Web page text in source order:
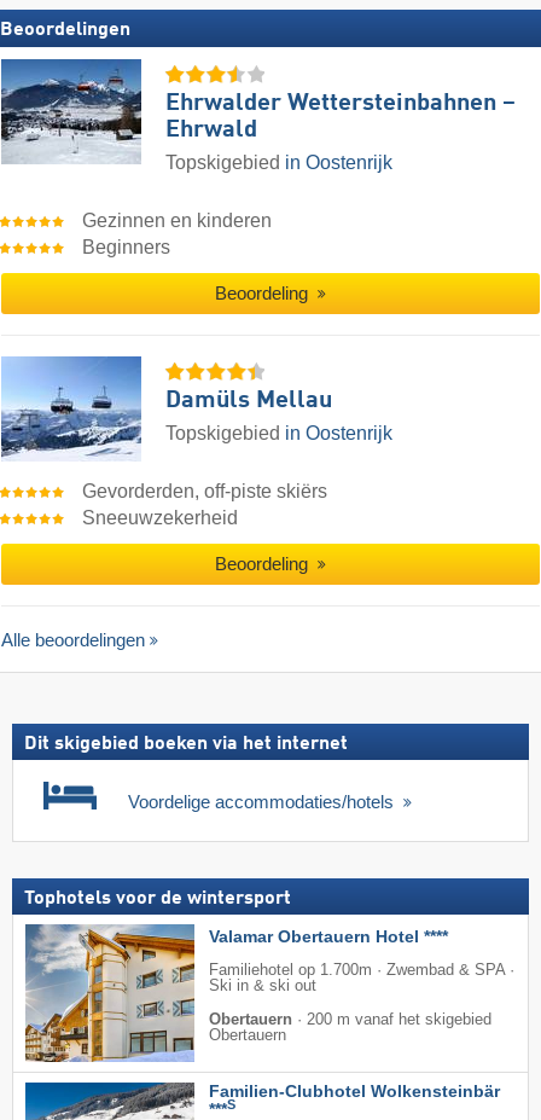
Beoordelingen
Ehrwalder Wettersteinbahnen –
Ehrwald
Topskigebied in Oostenrijk
Gezinnen en kinderen
Beginners
Beoordeling
Damüls Mellau
Topskigebied in Oostenrijk
Gevorderden, off-piste skiërs
Sneeuwzekerheid
Beoordeling
Alle beoordelingen
Dit skigebied boeken via het internet
Voordelige accommodaties/hotels
Tophotels voor de wintersport
Valamar Obertauern Hotel ****
Familiehotel op 1.700m · Zwembad & SPA ·
Ski in & ski out
Obertauern · 200 m vanaf het skigebied
Obertauern
Familien-Clubhotel Wolkensteinbär
***S